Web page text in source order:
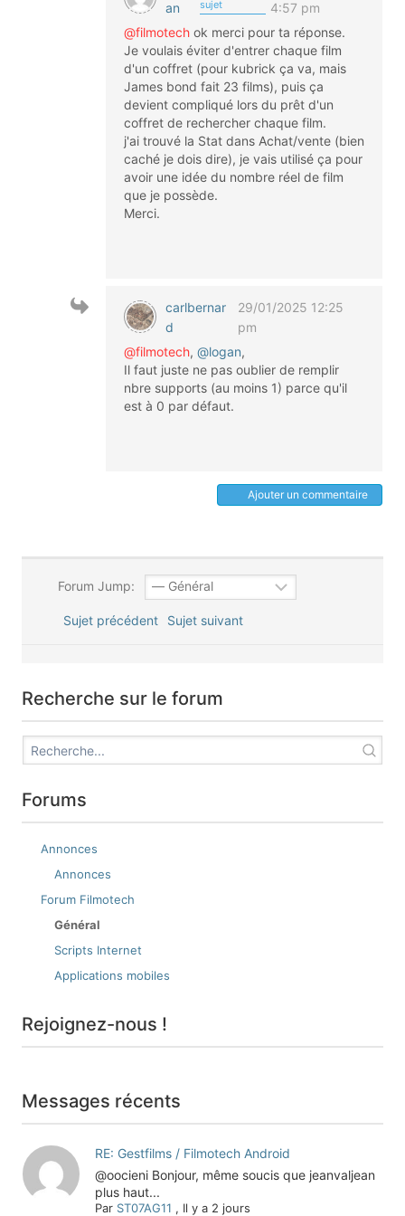
an sujet
4:57 pm
@filmotech ok merci pour ta réponse.
Je voulais éviter d'entrer chaque film
d'un coffret (pour kubrick ça va, mais
James bond fait 23 films), puis ça
devient compliqué lors du prêt d'un
coffret de rechercher chaque film.
j'ai trouvé la Stat dans Achat/vente (bien
caché je dois dire), je vais utilisé ça pour
avoir une idée du nombre réel de film
que je possède.
Merci.
carlbernar
d
29/01/2025 12:25
pm
@filmotech, @logan,
Il faut juste ne pas oublier de remplir
nbre supports (au moins 1) parce qu'il
est à 0 par défaut.
Ajouter un commentaire
Forum Jump:
Sujet précédent Sujet suivant
Recherche sur le forum
Forums
Annonces
Annonces
Forum Filmotech
Général
Scripts Internet
Applications mobiles
Rejoignez-nous !
Messages récents
RE: Gestfilms / Filmotech Android
@oocieni Bonjour, même soucis que jeanvaljean
plus haut...
Par ST07AG11 , Il y a 2 jours